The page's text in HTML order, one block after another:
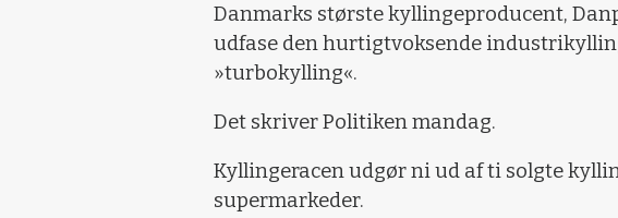
Danmarks største kyllingeproducent,
udfase den hurtigtvoksende
»turbokylling«.
Det skriver Politiken mandag.
Kyllingeracen udgør ni ud af ti solgte
supermarkeder.